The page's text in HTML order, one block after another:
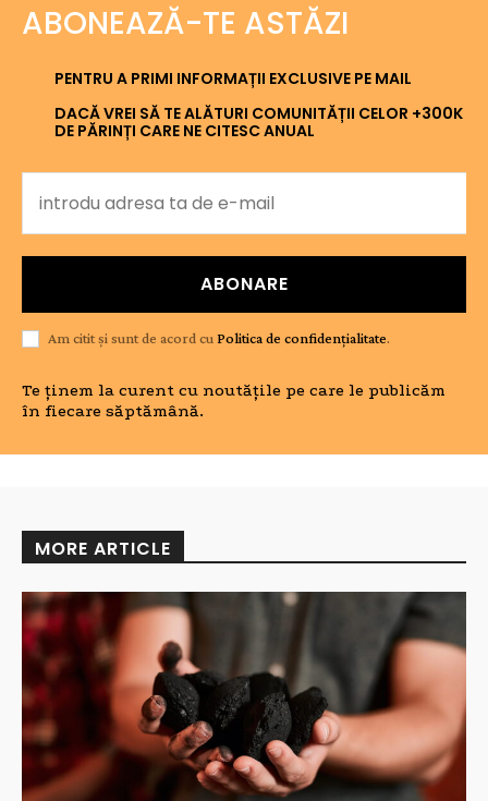
ABONEAZĂ-TE ASTĂZI
PENTRU A PRIMI INFORMAȚII EXCLUSIVE PE MAIL
DACĂ VREI SĂ TE ALĂTURI COMUNITĂȚII CELOR +300K
DE PĂRINȚI CARE NE CITESC ANUAL
ABONARE
Am citit și sunt de acord cu Politica de confidențialitate.
Te ținem la curent cu noutățile pe care le publicăm
în fiecare săptămână.
MORE ARTICLE